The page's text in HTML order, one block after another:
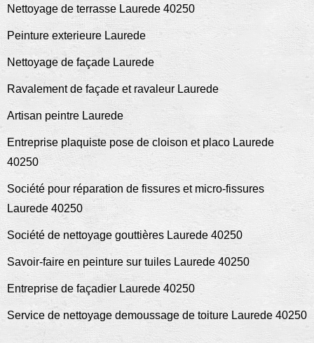
Nettoyage de terrasse Laurede 40250
Peinture exterieure Laurede
Nettoyage de façade Laurede
Ravalement de façade et ravaleur Laurede
Artisan peintre Laurede
Entreprise plaquiste pose de cloison et placo Laurede
40250
Société pour réparation de fissures et micro-fissures
Laurede 40250
Société de nettoyage gouttières Laurede 40250
Savoir-faire en peinture sur tuiles Laurede 40250
Entreprise de façadier Laurede 40250
Service de nettoyage demoussage de toiture Laurede 40250